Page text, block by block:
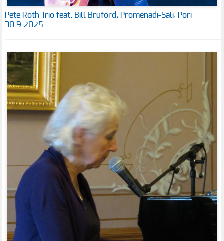
Pete Roth Trio feat. Bill Bruford, Promenadi-Sali, Pori
30.9.2025